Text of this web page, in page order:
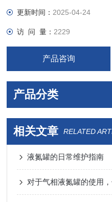
更新时间： 2025-04-24
访 问 量： 2229
产品咨询
产品分类
相关文章 RELATED
液氮罐的日常维护指南
对于气相液氮罐的使用